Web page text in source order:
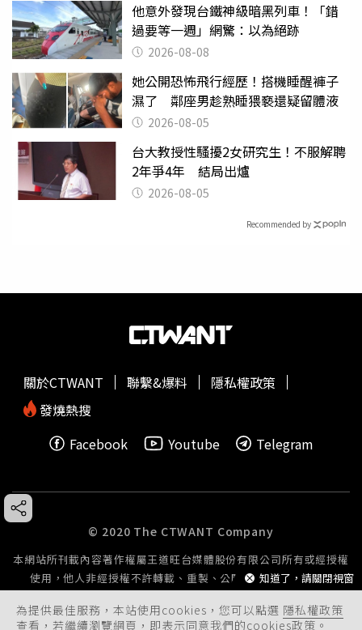
他意外發現台鐵神級暗黑列車！「錯
過要等一週」網驚：以為絕跡
2026-08-08
她公開恐怖飛行經歷！搭機睡醒褲子
濕了 鄰座男趁熟睡猥褻還疑留體液
2026-08-05
台大教授性騷擾2女研究生！不服解聘
2年爭4年 結局出爐
2026-08-05
Recommended by
為提供最佳服務，本站使用cookies，您可以點選 隱私權政策
查看，若繼續瀏覽網頁，即表示同意我們的cookies政策。
知道了，請關閉視窗
關於CTWANT 聯繫&爆料
隱私權政策
發燒熱搜
Facebook
Youtube Telegram
© 2020 The CTWANT Company
本網站所刊載內容著作權屬王道旺台媒體股份有限公司所有或經授權
使用，他人非經授權不許轉載、重製、公開播送或公開傳輸。